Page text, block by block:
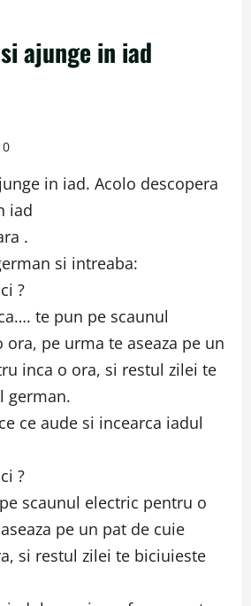
ajunge in iad
0
in iad. Acolo descopera
iad
.
si intreaba:
?
te pun pe scaunul
pe urma te aseaza pe un
inca o ora, si restul zilei te
german.
ce aude si incearca iadul
?
scaunul electric pentru o
pe un pat de cuie
si restul zilei te biciuieste